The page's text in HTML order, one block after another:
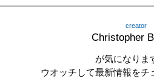
creator
Christopher
が気になりま
ウオッチして最新情報をチ